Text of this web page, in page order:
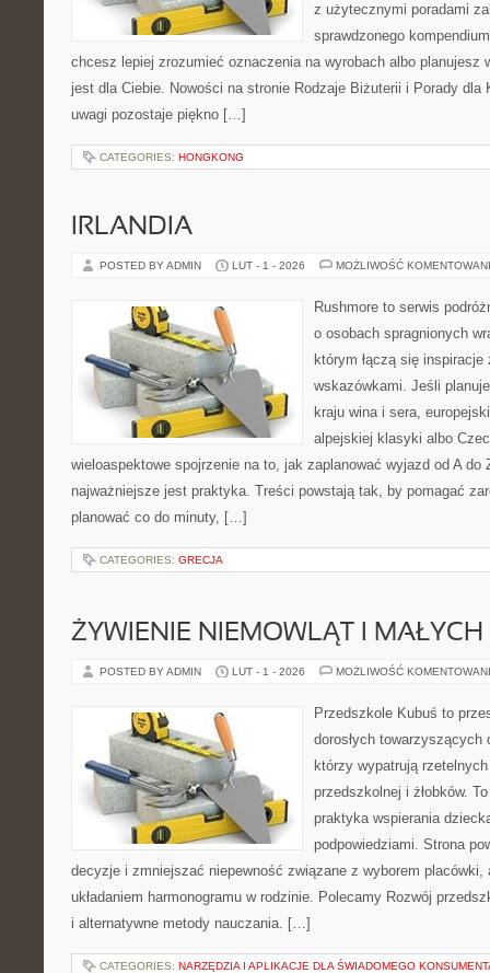
z użytecznymi poradami
sprawdzonego
chcesz lepiej zrozumieć oznaczenia na wyrobach albo planujesz
jest dla Ciebie. Nowości na stronie Rodzaje Biżuterii i Porady dla
uwagi pozostaje piękno […]
CATEGORIES: HONGKONG
IRLANDIA
POSTED BY ADMIN LUT - 1 - 2026 MOŻLIWOŚĆ
Rushmore to serwis
o osobach spragnionych
którym łączą się
wskazówkami. Jeśli
kraju wina i sera,
alpejskiej klasyki albo
wieloaspektowe spojrzenie na to, jak zaplanować wyjazd od A do
najważniejsze jest praktyka. Treści powstają tak, by pomagać
planować co do minuty, […]
CATEGORIES: GRECJA
ŻYWIENIE NIEMOWLĄT I MAŁYCH
POSTED BY ADMIN LUT - 1 - 2026 MOŻLIWOŚĆ
Przedszkole Kubuś to
dorosłych
którzy wypatrują
przedszkolnej i żłobków.
praktyka wspierania
podpowiedziami. Strona
decyzje i zmniejszać niepewność związane z wyborem
układaniem harmonogramu w rodzinie. Polecamy Rozwój
i alternatywne metody nauczania. […]
CATEGORIES: NARZĘDZIA I APLIKACJE DLA ŚWIADOMEGO